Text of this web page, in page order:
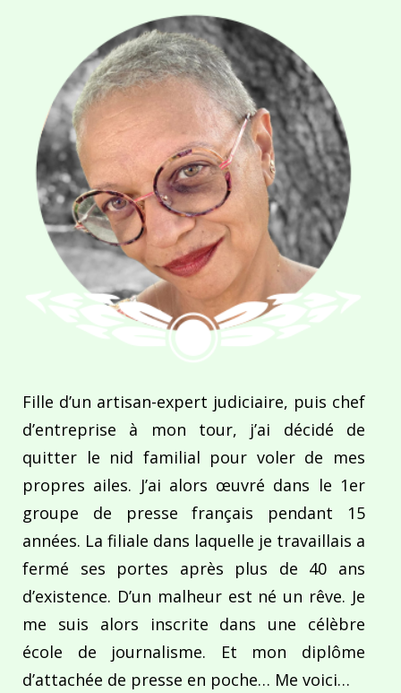
Fille d’un artisan-expert judiciaire, puis chef
d’entreprise à mon tour, j’ai décidé de
quitter le nid familial pour voler de mes
propres ailes. J’ai alors œuvré dans le 1er
groupe de presse français pendant 15
années. La filiale dans laquelle je travaillais a
fermé ses portes après plus de 40 ans
d’existence. D’un malheur est né un rêve. Je
me suis alors inscrite dans une célèbre
école de journalisme. Et mon diplôme
d’attachée de presse en poche… Me voici…